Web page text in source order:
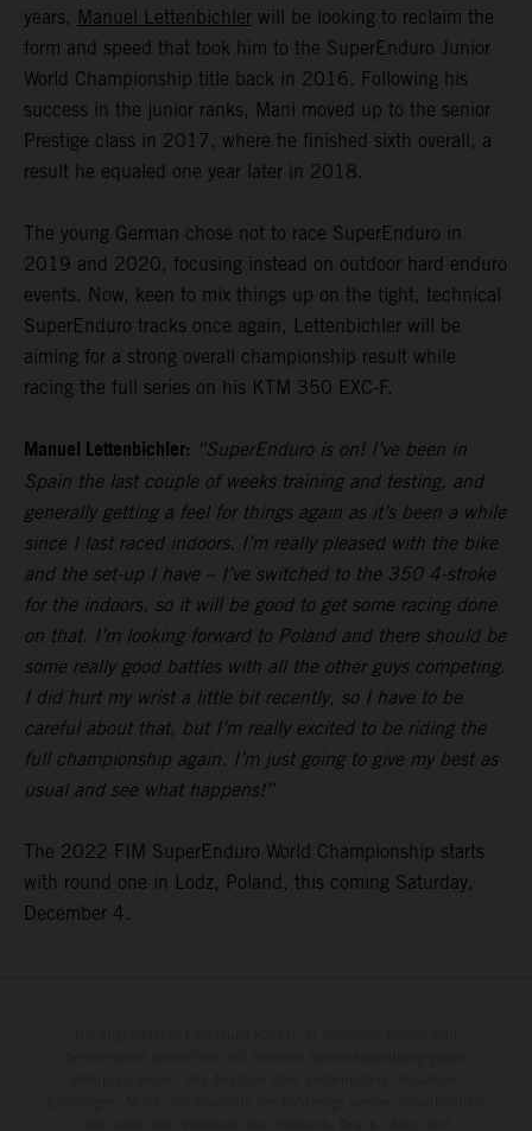
years, Manuel Lettenbichler will be looking to reclaim the
form and speed that took him to the SuperEnduro Junior
World Championship title back in 2016. Following his
success in the junior ranks, Mani moved up to the senior
Prestige class in 2017, where he finished sixth overall, a
result he equaled one year later in 2018.
The young German chose not to race SuperEnduro in
2019 and 2020, focusing instead on outdoor hard enduro
events. Now, keen to mix things up on the tight, technical
SuperEnduro tracks once again, Lettenbichler will be
aiming for a strong overall championship result while
racing the full series on his KTM 350 EXC-F.
Manuel Lettenbichler: “SuperEnduro is on! I’ve been in
Spain the last couple of weeks training and testing, and
generally getting a feel for things again as it’s been a while
since I last raced indoors. I’m really pleased with the bike
and the set-up I have – I’ve switched to the 350 4-stroke
for the indoors, so it will be good to get some racing done
on that. I’m looking forward to Poland and there should be
some really good battles with all the other guys competing.
I did hurt my wrist a little bit recently, so I have to be
careful about that, but I’m really excited to be riding the
full championship again. I’m just going to give my best as
usual and see what happens!”
The 2022 FIM SuperEnduro World Championship starts
with round one in Lodz, Poland, this coming Saturday,
December 4.